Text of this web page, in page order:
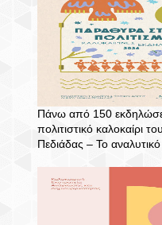
Πάνω από 150
πολιτιστικό καλοκαίρι
Πεδιάδας – To